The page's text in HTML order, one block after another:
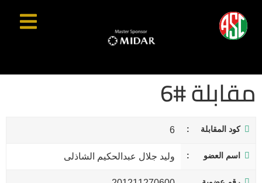
مقابلة #6
كود المقابلة 6
اسم العضو وليد جلال عبدالحكيم الشاذلى